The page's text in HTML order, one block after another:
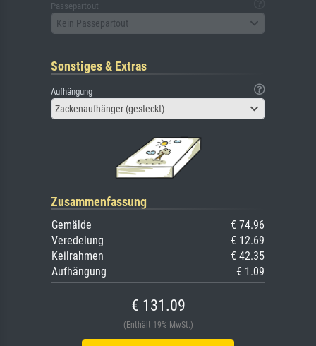
Passepartout
Kein Passepartout
Sonstiges & Extras
Aufhängung
Zackenaufhänger (gesteckt)
Zusammenfassung
Gemälde
€ 74.96
Veredelung
€ 12.69
Keilrahmen
€ 42.35
Aufhängung
€ 1.09
€ 131.09
(Enthält 19% MwSt.)